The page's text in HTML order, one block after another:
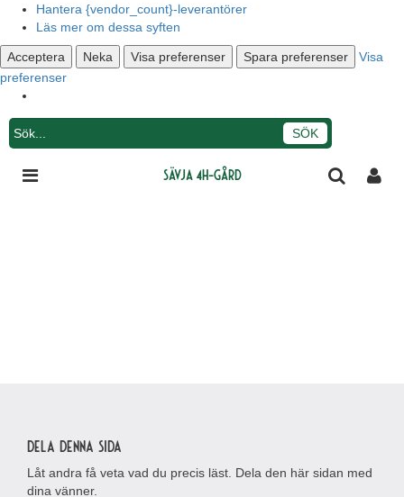
Hantera {vendor_count}-leverantörer
Läs mer om dessa syften
Acceptera Neka Visa preferenser Spara preferenser
Visa
preferenser
Sävja 4H-gård
Dela denna sida
Låt andra få veta vad du precis läst. Dela den här sidan med
dina vänner.